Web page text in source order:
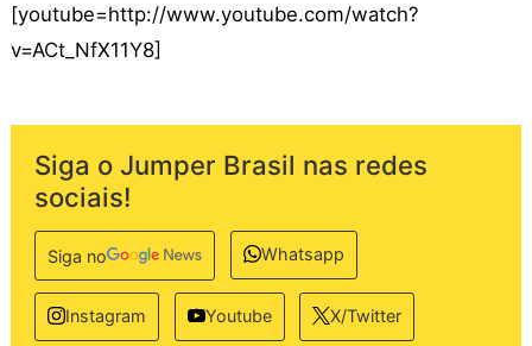
[youtube=http://www.youtube.com/watch?
v=ACt_NfX11Y8]
Siga o Jumper Brasil nas redes
sociais!
Siga no Whatsapp
Instagram Youtube X/Twitter